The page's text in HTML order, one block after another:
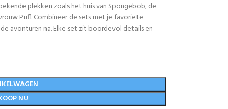
plekken zoals het huis van Spongebob, de
Puff. Combineer de sets met je favoriete
avonturen na. Elke set zit boordevol details en
NU